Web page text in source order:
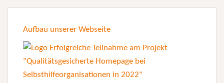
Aufbau unserer Webseite